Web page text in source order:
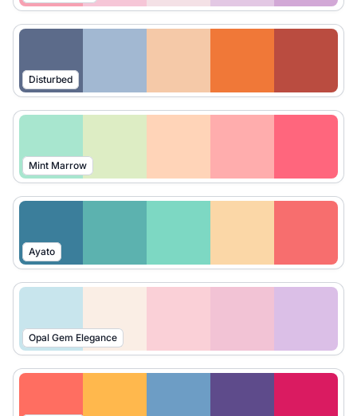
Disturbed
Mint Marrow
Ayato
Opal Gem Elegance